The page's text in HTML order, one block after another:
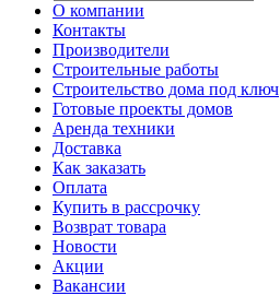
О компании
Контакты
Производители
Строительные работы
Строительство дома под ключ
Готовые проекты домов
Аренда техники
Доставка
Как заказать
Оплата
Купить в рассрочку
Возврат товара
Новости
Акции
Вакансии